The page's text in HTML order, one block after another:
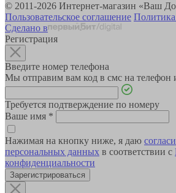
© 2011-2026 Интернет-магазин «Ваш
Пользовательское соглашение
Сделано в
Регистрация
Введите номер телефона
Мы отправим вам код в смс на телефон
Требуется подтверждение по номеру
Ваше имя *
Нажимая на кнопку ниже, я даю
персональных данных в соответствии с
конфиденциальности
Зарегистрироваться